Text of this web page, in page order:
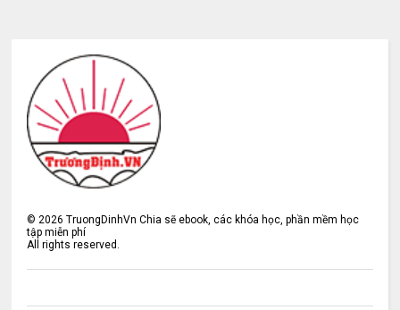
© 2026 TruongDinhVn Chia sẽ ebook, các khóa học, phần mềm học
tập miễn phí
All rights reserved.